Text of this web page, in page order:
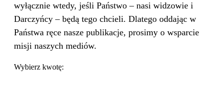
wyłącznie wtedy, jeśli Państwo – nasi widzowie i
Darczyńcy – będą tego chcieli. Dlatego oddając w
Państwa ręce nasze publikacje, prosimy o wsparcie
misji naszych mediów.
Wybierz kwotę: